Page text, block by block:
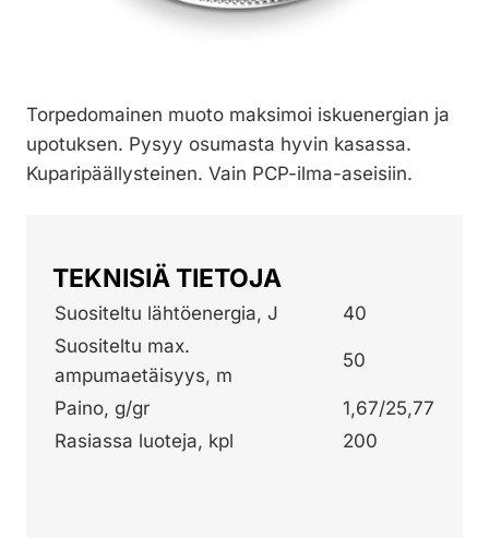
Torpedomainen muoto maksimoi iskuenergian ja
upotuksen. Pysyy osumasta hyvin kasassa.
Kuparipäällysteinen. Vain PCP-ilma-aseisiin.
TEKNISIÄ TIETOJA
Suositeltu lähtöenergia, J
40
Suositeltu max.
ampumaetäisyys, m
50
Paino, g/gr
1,67/25,77
Rasiassa luoteja, kpl
200